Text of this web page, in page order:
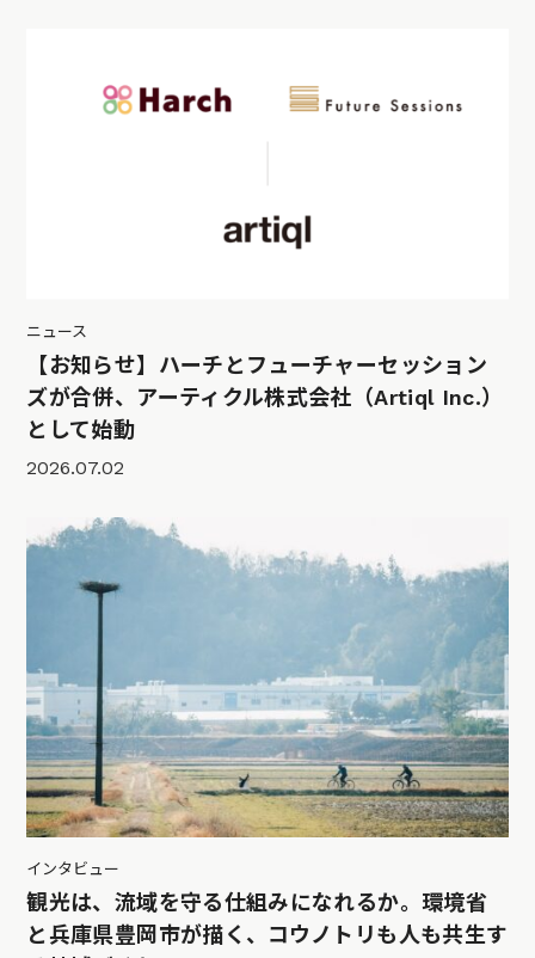
ニュース
【お知らせ】ハーチとフューチャーセッション
ズが合併、アーティクル株式会社（Artiql Inc.）
として始動
2026.07.02
インタビュー
観光は、流域を守る仕組みになれるか。環境省
と兵庫県豊岡市が描く、コウノトリも人も共生す